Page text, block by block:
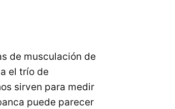
de musculación de
el trío de
sirven para medir
puede parecer